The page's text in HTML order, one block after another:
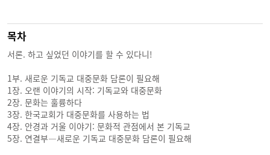
목차
서론. 하고 싶었던 이야기를 할 수 있다니!
1부. 새로운 기독교 대중문화 담론이 필요해
1장. 오랜 이야기의 시작: 기독교와 대중문화
2장. 문화는 훌륭하다
3장. 한국교회가 대중문화를 사용하는 법
4장. 안경과 거울 이야기: 문화적 관점에서 본 기독교
5장. 연결부—새로운 기독교 대중문화 담론이 필요해